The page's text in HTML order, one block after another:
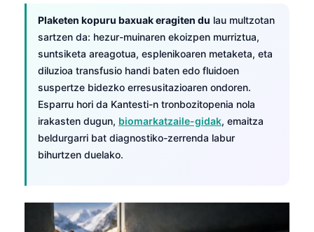
Plaketen kopuru baxuak eragiten du lau multzotan
sartzen da: hezur-muinaren ekoizpen murriztua,
suntsiketa areagotua, esplenikoaren metaketa, eta
diluzioa transfusio handi baten edo fluidoen
suspertze bidezko erresusitazioaren ondoren.
Esparru hori da Kantesti-n tronbozitopenia nola
irakasten dugun, biomarkatzaile-gidak, emaitza
beldurgarri bat diagnostiko-zerrenda labur
bihurtzen duelako.